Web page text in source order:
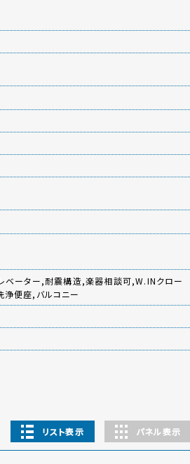
ベーター,耐震構造,楽器相談可,W.INクロー
浄便座,バルコニー
リスト表示 パネル表示